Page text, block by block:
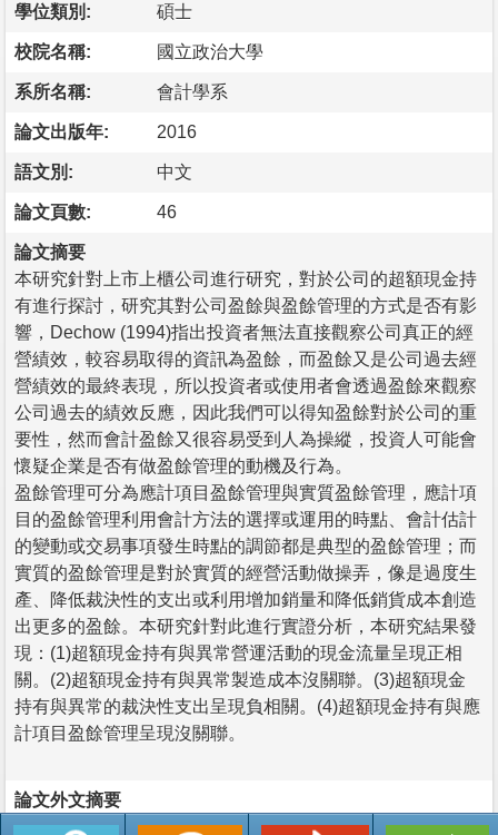
學位類別: 碩士
校院名稱: 國立政治大學
系所名稱: 會計學系
論文出版年: 2016
語文別: 中文
論文頁數: 46
論文摘要
本研究針對上市上櫃公司進行研究，對於公司的超額現金持
有進行探討，研究其對公司盈餘與盈餘管理的方式是否有影
響，Dechow (1994)指出投資者無法直接觀察公司真正的經
營績效，較容易取得的資訊為盈餘，而盈餘又是公司過去經
營績效的最終表現，所以投資者或使用者會透過盈餘來觀察
公司過去的績效反應，因此我們可以得知盈餘對於公司的重
要性，然而會計盈餘又很容易受到人為操縱，投資人可能會
懷疑企業是否有做盈餘管理的動機及行為。
盈餘管理可分為應計項目盈餘管理與實質盈餘管理，應計項
目的盈餘管理利用會計方法的選擇或運用的時點、會計估計
的變動或交易事項發生時點的調節都是典型的盈餘管理；而
實質的盈餘管理是對於實質的經營活動做操弄，像是過度生
產、降低裁決性的支出或利用增加銷量和降低銷貨成本創造
出更多的盈餘。本研究針對此進行實證分析，本研究結果發
現：(1)超額現金持有與異常營運活動的現金流量呈現正相
關。(2)超額現金持有與異常製造成本沒關聯。(3)超額現金
持有與異常的裁決性支出呈現負相關。(4)超額現金持有與應
計項目盈餘管理呈現沒關聯。
論文外文摘要